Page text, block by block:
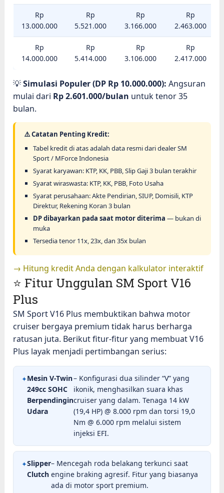
Rp
13.000.000
Rp
5.521.000
Rp
3.166.000
Rp
2.463.000
Rp
14.000.000
Rp
5.414.000
Rp
3.106.000
Rp
2.417.000
💡Simulasi Populer (DP Rp 10.000.000): Angsuran
mulai dari Rp 2.601.000/bulan untuk tenor 35
bulan.
⚠️ Catatan Penting Kredit:
Tabel kredit di atas adalah data resmi dari dealer SM
Sport / MForce Indonesia
Syarat karyawan: KTP, KK, PBB, Slip Gaji 3 bulan terakhir
Syarat wiraswasta: KTP, KK, PBB, Foto Usaha
Syarat perusahaan: Akte Pendirian, SIUP, Domisili, KTP
Direktur, Rekening Koran 3 bulan
DP dibayarkan pada saat motor diterima — bukan di
muka
Tersedia tenor 11x, 23x, dan 35x bulan
→ Hitung kredit Anda dengan kalkulator interaktif
⭐ Fitur Unggulan SM Sport V16
Plus
SM Sport V16 Plus membuktikan bahwa motor
cruiser bergaya premium tidak harus berharga
ratusan juta. Berikut fitur-fitur yang membuat V16
Plus layak menjadi pertimbangan serius:
Mesin V-Twin
249cc SOHC
Berpendingin
Udara
– Konfigurasi dua silinder “V” yang
ikonik, menghasilkan suara khas
cruiser yang dalam. Tenaga 14 kW
(19,4 HP) @ 8.000 rpm dan torsi 19,0
Nm @ 6.000 rpm melalui sistem
injeksi EFI.
Slipper
Clutch
– Mencegah roda belakang terkunci saat
engine braking agresif. Fitur yang biasanya
ada di motor sport premium.